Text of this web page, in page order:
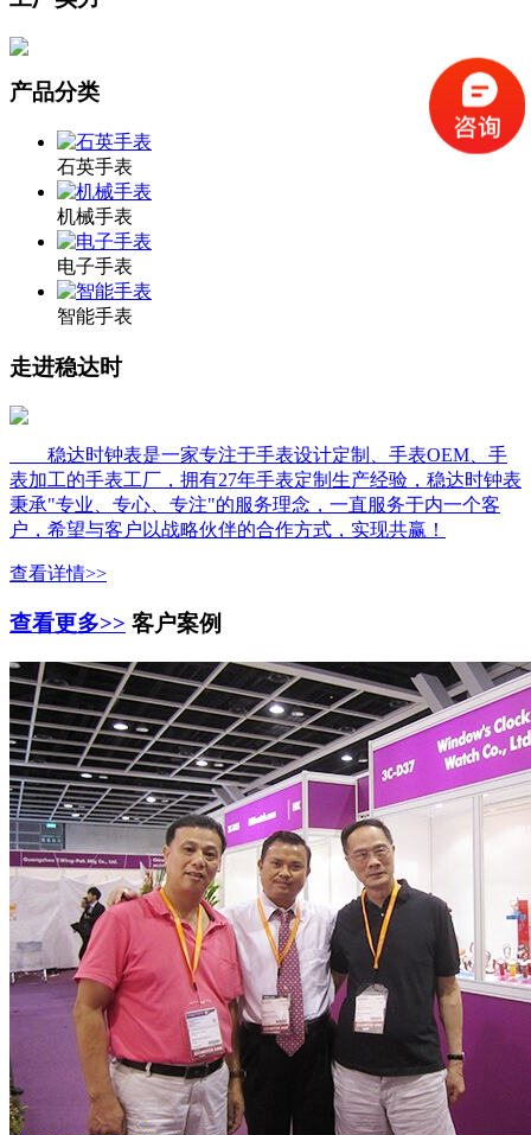
产品分类
石英手表
机械手表
电子手表
智能手表
走进稳达时
稳达时钟表是一家专注于手表设计定制、手表OEM、手
表加工的手表工厂，拥有27年手表定制生产经验，稳达时钟表
秉承"专业、专心、专注"的服务理念，一直服务于内一个客
户，希望与客户以战略伙伴的合作方式，实现共赢！
查看详情>>
查看更多>> 客户案例